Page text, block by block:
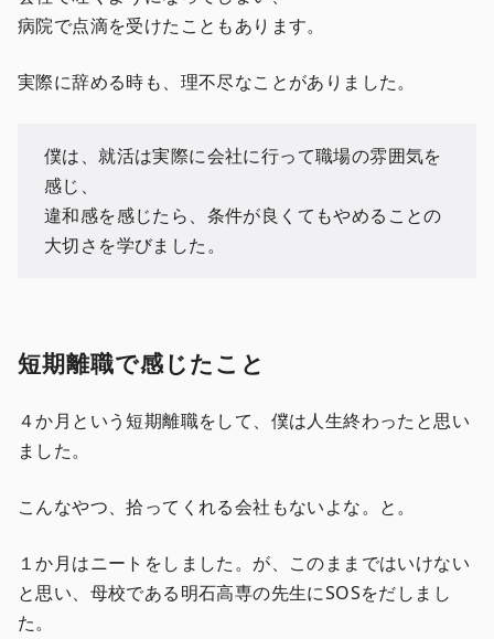
病院で点滴を受けたこともあります。
実際に辞める時も、理不尽なことがありました。
僕は、就活は実際に会社に行って職場の雰囲気を
感じ、
違和感を感じたら、条件が良くてもやめることの
大切さを学びました。
短期離職で感じたこと
４か月という短期離職をして、僕は人生終わったと思い
ました。
こんなやつ、拾ってくれる会社もないよな。と。
１か月はニートをしました。が、このままではいけない
と思い、母校である明石高専の先生にSOSをだしまし
た。